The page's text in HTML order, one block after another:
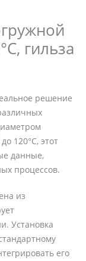
гильза
решение
120°C, этот
данные,
процессов.
из
Установка
его